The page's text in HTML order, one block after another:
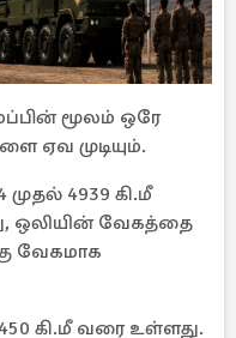
மூலம் ஒரே
ஏவ முடியும்.
4939 கி.மீ
ஒலியின் வேகத்தை
வேகமாக
கி.மீ வரை உள்ளது.